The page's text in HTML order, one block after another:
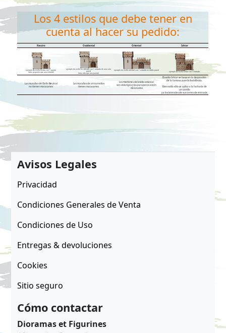
Los 4 estilos que debe tener en
cuenta al hacer su pedido:
Neutro Occidental Oriental Ishtar
ejemplo de estilo neutro con 1 puerta
(más pequeña que una entrada)
ejemplo de estilo occidental con 1 entrada de una sola
pared
(más alta que una puerta)
ejemplo de estilo oriental con 1 entrada en doble pared
ejemplo de Estilo Ishtar con 1 Entrada
Las murallas del Estilo Neutral
no tienen matacanes
Las murallas de otros estilos
tienen matacanes
Los merlones del estilo oriental
son oblongos y los parapetos están
decorados
El estilo Ishtar se basa en la decoración
de la famosa puerta babilónica.
Este estilo sólo se aplica a la fachada de
un castillo
y a los laterales de sus torres de entrada.
Avisos Legales
Privacidad
Condiciones Generales de Venta
Condiciones de Uso
Entregas & devoluciones
Cookies
Sitio seguro
Cómo contactar
Dioramas et Figurines